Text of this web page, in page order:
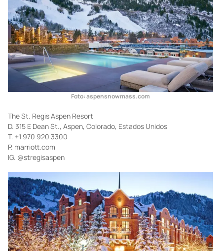
Foto: aspensnowmass.com
The St. Regis Aspen Resort
D. 315 E Dean St., Aspen, Colorado, Estados Unidos
T. +1 970 920 3300
P. marriott.com
IG. @stregisaspen